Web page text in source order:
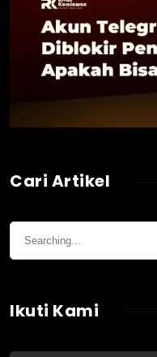
Cari Artikel
Ikuti Kami